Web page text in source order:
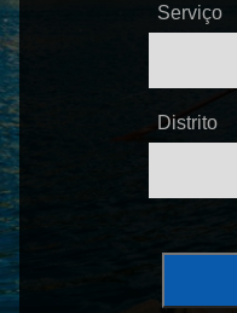
Serviço
Distrito